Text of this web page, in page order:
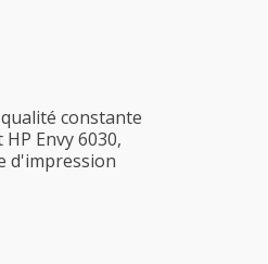
constante
Envy 6030,
d'impression